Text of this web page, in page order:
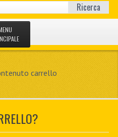
Ricerca
CONTO
carrello